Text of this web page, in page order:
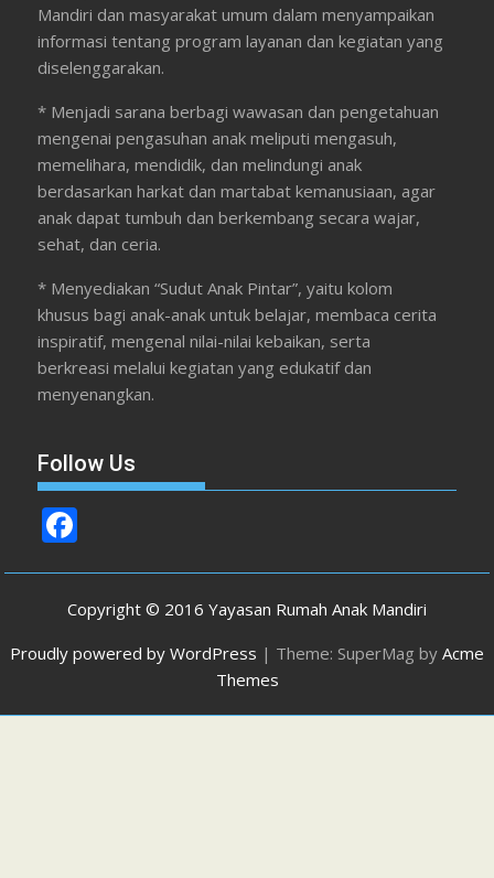
Mandiri dan masyarakat umum dalam menyampaikan
informasi tentang program layanan dan kegiatan yang
diselenggarakan.
* Menjadi sarana berbagi wawasan dan pengetahuan
mengenai pengasuhan anak meliputi mengasuh,
memelihara, mendidik, dan melindungi anak
berdasarkan harkat dan martabat kemanusiaan, agar
anak dapat tumbuh dan berkembang secara wajar,
sehat, dan ceria.
* Menyediakan “Sudut Anak Pintar”, yaitu kolom
khusus bagi anak-anak untuk belajar, membaca cerita
inspiratif, mengenal nilai-nilai kebaikan, serta
berkreasi melalui kegiatan yang edukatif dan
menyenangkan.
Follow Us
ac
e
b
o
Copyright © 2016 Yayasan Rumah Anak Mandiri
Proudly powered by WordPress | Theme: SuperMag by Acme
Themes